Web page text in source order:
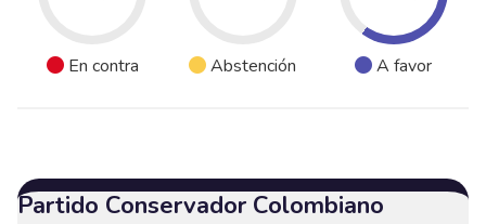
En contra Abstención A favor
Partido Conservador Colombiano